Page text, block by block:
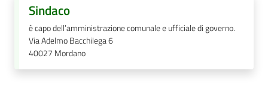
Sindaco
è capo dell’amministrazione comunale e ufficiale di governo.
Via Adelmo Bacchilega 6
40027 Mordano